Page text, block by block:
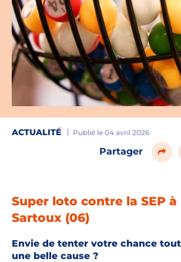
ACTUALITÉ Publié le 04 avril 2026
Partager
Super loto contre la SEP à
Sartoux (06)
Envie de tenter votre chance
une belle cause ?